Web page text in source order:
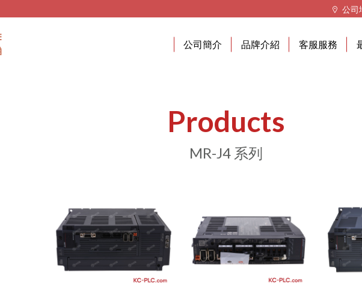
公司
公司簡介 品牌介紹 客服服務
Products
MR-J4 系列